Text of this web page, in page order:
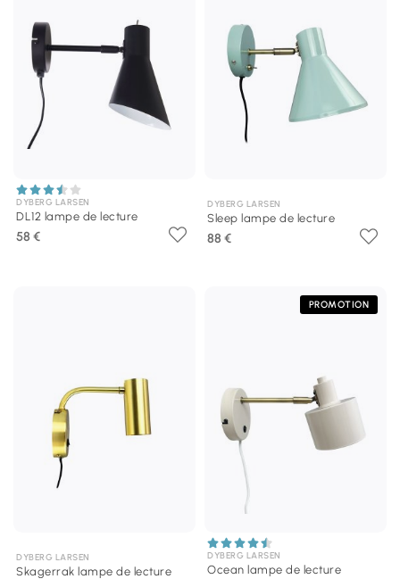
DYBERG LARSEN
DL12 lampe de lecture
58 €
DYBERG LARSEN
Sleep lampe de lecture
88 €
DYBERG LARSEN
Skagerrak lampe de lecture
PROMOTION
DYBERG LARSEN
Ocean lampe de lecture